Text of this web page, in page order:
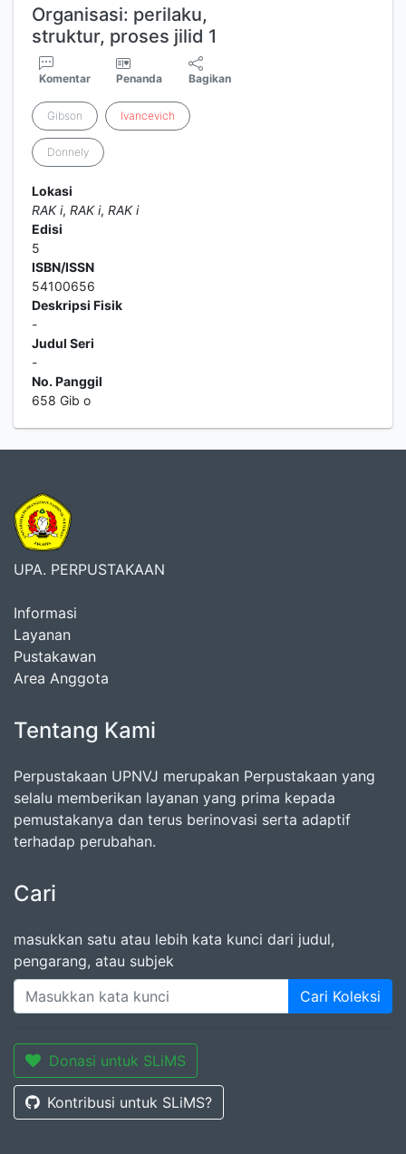
Organisasi: perilaku,
struktur, proses jilid 1
Komentar Penanda Bagikan
Gibson Ivancevich
Donnely
Lokasi
RAK i, RAK i, RAK i
Edisi
5
ISBN/ISSN
54100656
Deskripsi Fisik
-
Judul Seri
-
No. Panggil
658 Gib o
UPA. PERPUSTAKAAN
Informasi
Layanan
Pustakawan
Area Anggota
Tentang Kami
Perpustakaan UPNVJ merupakan Perpustakaan yang
selalu memberikan layanan yang prima kepada
pemustakanya dan terus berinovasi serta adaptif
terhadap perubahan.
Cari
masukkan satu atau lebih kata kunci dari judul,
pengarang, atau subjek
Cari Koleksi
Donasi untuk SLiMS
Kontribusi untuk SLiMS?